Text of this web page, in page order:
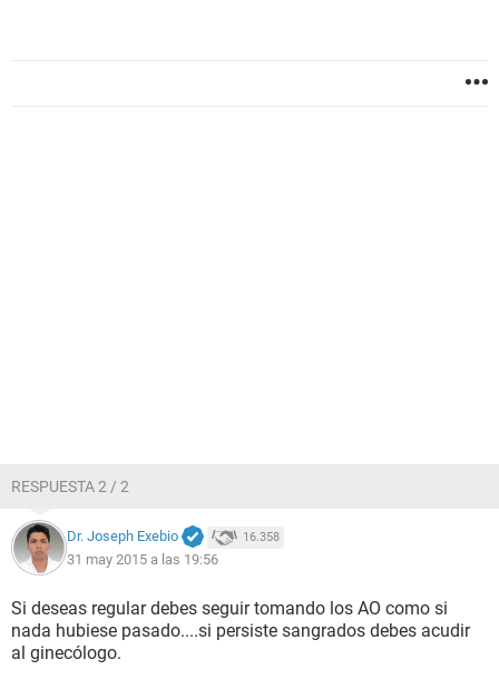
RESPUESTA 2 / 2
Dr. Joseph Exebio 16.358
31 may 2015 a las 19:56
Si deseas regular debes seguir tomando los AO como si
nada hubiese pasado....si persiste sangrados debes acudir
al ginecólogo.